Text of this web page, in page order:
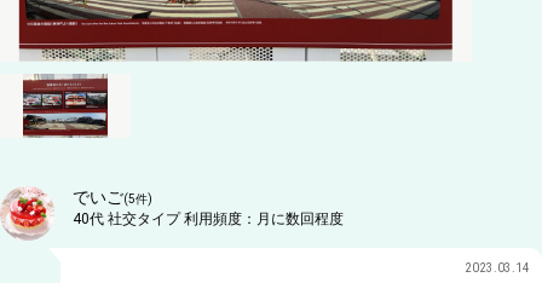
でいご(5件)
40代 社交タイプ利用頻度： 月に数回程度
2023.03.14